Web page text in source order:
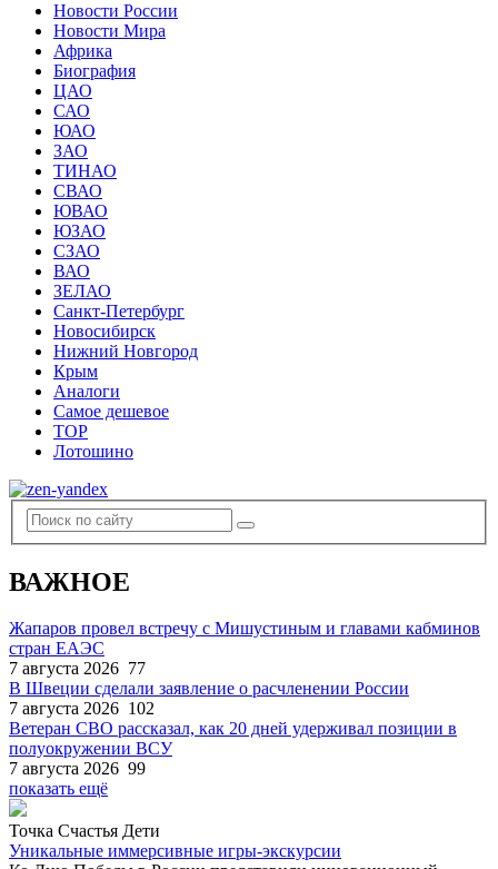
Новости России
Новости Мира
Африка
Биография
ЦАО
САО
ЮАО
ЗАО
ТИНАО
СВАО
ЮВАО
ЮЗАО
СЗАО
ВАО
ЗЕЛАО
Санкт-Петербург
Новосибирск
Нижний Новгород
Крым
Аналоги
Самое дешевое
TOP
Лотошино
ВАЖНОЕ
Жапаров провел встречу с Мишустиным и главами кабминов
стран ЕАЭС
7 августа 2026 77
В Швеции сделали заявление о расчленении России
7 августа 2026 102
Ветеран СВО рассказал, как 20 дней удерживал позиции в
полуокружении ВСУ
7 августа 2026 99
показать ещё
Точка Счастья Дети
Уникальные иммерсивные игры-экскурсии